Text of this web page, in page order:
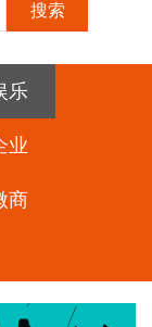
搜索
乐
业
商